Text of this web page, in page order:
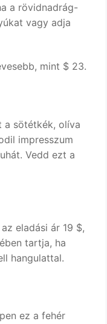
a rövidnadrág-
vagy adja
mint $ 23.
a sötétkék, olíva
impresszum
Vedd ezt a
eladási ár 19 $,
tartja, ha
hangulattal.
ez a fehér